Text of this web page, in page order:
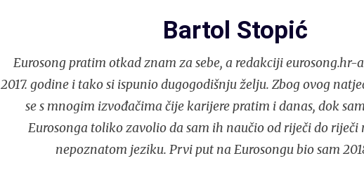
Bartol Stopić
Eurosong pratim otkad znam za sebe, a redakciji eurosong.hr-
2017. godine i tako si ispunio dugogodišnju želju. Zbog ovog
se s mnogim izvođačima čije karijere pratim i danas, dok
Eurosonga toliko zavolio da sam ih naučio od riječi do riječi
nepoznatom jeziku. Prvi put na Eurosongu bio sam